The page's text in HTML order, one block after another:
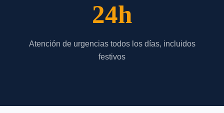
24h
Atención de urgencias todos los días, incluidos
festivos